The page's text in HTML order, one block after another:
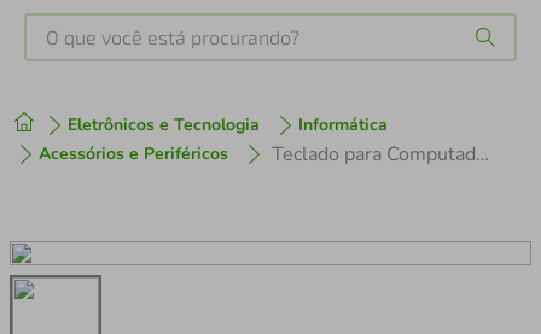
O que você está procurando?
Eletrônicos e Tecnologia
Informática
Acessórios e Periféricos
Teclado para Computador Hoopson TPC-071
1º tenis
3º